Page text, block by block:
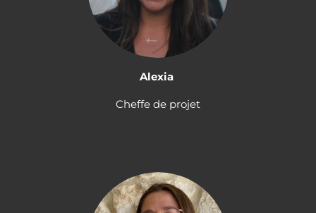
Alexia
Cheffe de projet